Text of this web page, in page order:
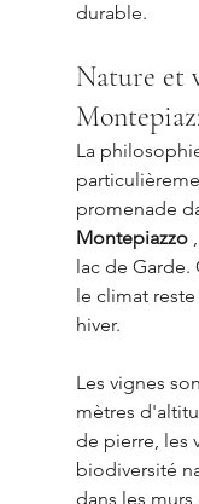
durable.
Nature et
La
promenade
Montepiazzo ,
lac de Garde.
le climat
hiver.
Les vignes
mètres
de pierre, les
biodiversité
dans les